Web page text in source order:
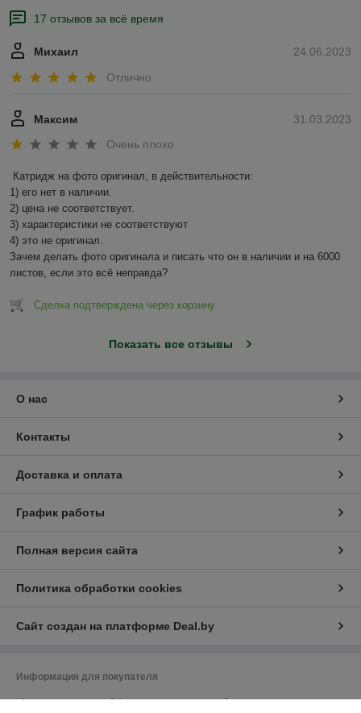
17 отзывов за всё время
24.06.2023
Михаил
Отлично
31.03.2023
Максим
Очень плохо
Катридж на фото оригинал, в действительности:
1) его нет в наличии.
2) цена не соответствует.
3) характеристики не соответствуют
4) это не оригинал.
Зачем делать фото оригинала и писать что он в наличии и на 6000
листов, если это всё неправда?
Сделка подтверждена через корзину
Показать все отзывы
О нас
Контакты
Доставка и оплата
График работы
Полная версия сайта
Политика обработки cookies
Сайт создан на платформе Deal.by
Информация для покупателя
Юридическое лицо:Общество с ограниченной ответственностью